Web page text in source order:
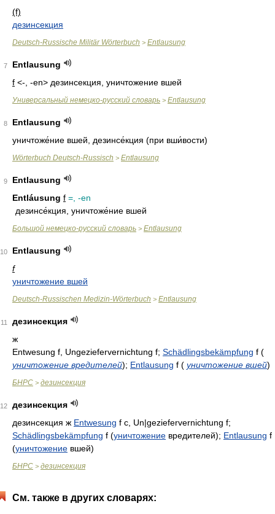
(f)
дезинсекция
Deutsch-Russische Militär Wörterbuch > Entlausung
7
Entlausung
f <-, -en> дезинсекция, уничтожение вшей
Универсальный немецко-русский словарь > Entlausung
8
Entlausung
уничтоже́ние вшей
дезинсе́кция (при вши́вости)
Wörterbuch Deutsch-Russisch > Entlausung
9
Entlausung
Entláusung f =, -en
дезинсе́кция, уничтоже́ние вшей
Большой немецко-русский словарь > Entlausung
10
Entlausung
f
уничтожение вшей
Deutsch-Russischen Medizin-Wörterbuch > Entlausung
11
дезинсекция
ж
Entwesung f, Ungeziefervernichtung f; Schädlingsbekämpfung f (
уничтожение вредителей); Entlausung f ( уничтожение вшей)
БНРС > дезинсекция
12
дезинсекция
дезинсекция ж Entwesung f c, Un|geziefervernichtung f;
Schädlingsbekämpfung f (уничтожение вредителей); Entlausung f
(уничтожение вшей)
БНРС > дезинсекция
См. также в других словарях: